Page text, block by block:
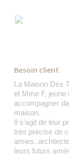
Besoin client
La Maison Des
et Mme F,
accompagner
maison.
Il s’agit de leur
très précise de
amies,
leurs futurs